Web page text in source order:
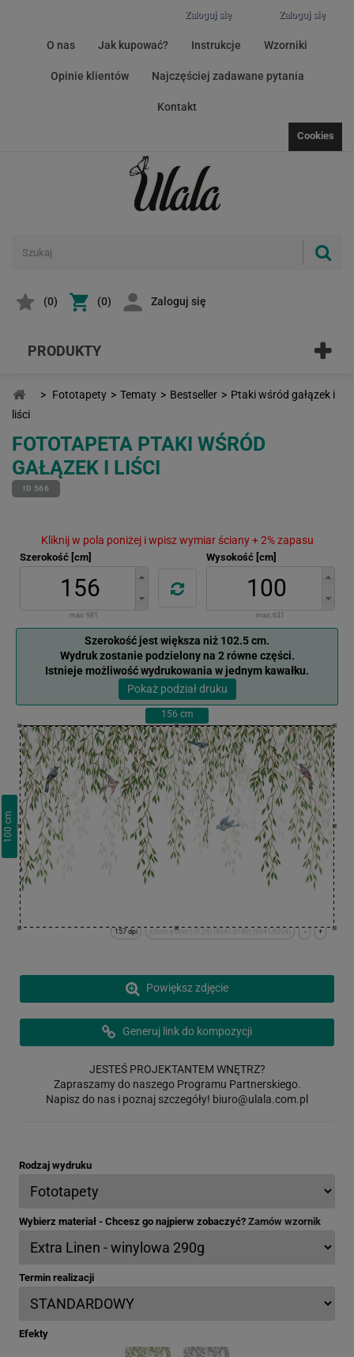
Zaloguj się
Zaloguj się
O nas Jak kupować? Instrukcje Wzorniki
Opinie klientów Najczęściej zadawane pytania
Kontakt
Cookies
(0) (0) Zaloguj się
PRODUKTY
> Fototapety > Tematy > Bestseller > Ptaki wśród gałązek i
liści
FOTOTAPETA PTAKI WŚRÓD
GAŁĄZEK I LIŚCI
ID 566
Kliknij w pola poniżej i wpisz wymiar ściany + 2% zapasu
Szerokość [cm]
max: 981
Wysokość [cm]
max: 631
Szerokość jest większa niż 102.5 cm.
Wydruk zostanie podzielony na 2 równe części.
Istnieje możliwość wydrukowania w jednym kawałku.
Pokaż podział druku
156 cm
100
cm
+
-
x:0cm y:0cm | (0,24) (9641,6180) (9641,6204)
157 dpi
Powiększ zdjęcie
Generuj link do kompozycji
JESTEŚ PROJEKTANTEM WNĘTRZ?
Zapraszamy do naszego Programu Partnerskiego.
Napisz do nas i poznaj szczegóły! biuro@ulala.com.pl
Rodzaj wydruku
Wybierz materiał - Chcesz go najpierw zobaczyć? Zamów wzornik
Termin realizacji
Efekty